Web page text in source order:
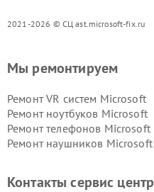
2021-2026 © СЦ ast.microsoft-fix.ru
Мы ремонтируем
Ремонт VR систем Microsoft
Ремонт ноутбуков Microsoft
Ремонт телефонов Microsoft
Ремонт наушников Microsoft
Контакты сервис